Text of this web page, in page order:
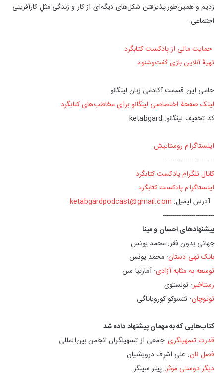
زدیم و همین‌طور پذیرفتن شکل‌های دیگه‌ای از کار و زندگی مثلِ کارآفرینی
اجتماعی.
حمایت مالی از پادکست کتابگرد
تهیهٔ آنلاین بازی گفت‌وشنود
حامی این قسمت آکادمی زبان لینگانو
لینک صفحهٔ اختصاصی لینگانو برای مخاطب‌های کتابگرد
کد تخفیف لینگانو: ketabgard
اینستاگرام روستاتیش
-------------------------
کانال تلگرام پادکست کتابگرد
اینستاگرام پادکست کتابگرد
آدرس ایمیل: ketabgardpodcast@gmail.com
-------------------------
پیشنهادهای احسان و مینا
جهانی بدون فقر: محمد یونس
بانک تهی دستان: محمد یونس
توسعه به مثابه آزادی: آمارتیا سن
رستاخیر:‌ تولستوی
توتوچان: تتسوکو کورویاناگی
کتاب‌هایی که به مهمان پیشنهاد داده شد
قدرت تسهیلگری: جمعی از تسهیلگران انجمن بین‌المللی
فصل نان: علی اشرف درویشیان
دیگر دوستی موثر: پیتر سینگر